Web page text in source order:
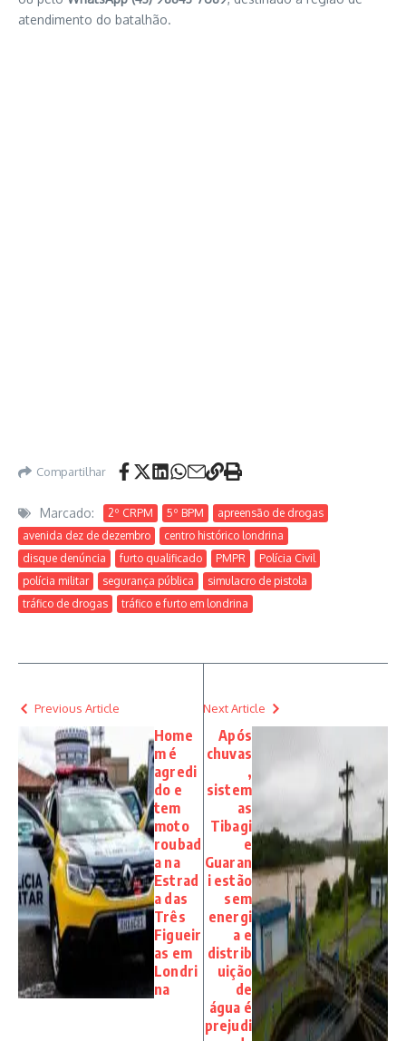
atendimento do batalhão.
Compartilhar
Marcado: 2º CRPM 5º BPM
apreensão de drogas
avenida dez de dezembro
centro histórico londrina
disque denúncia
furto qualificado PMPR
Polícia Civil
polícia militar
segurança pública
simulacro de pistola
tráfico de drogas
tráfico e furto em londrina
Previous Article
Home
m é
agredi
do e
tem
moto
roubad
a na
Estrad
a das
Três
Figueir
as em
Londri
na
Next Article
Após
chuvas
,
sistem
as
Tibagi
e
Guaran
i estão
sem
energi
a e
distrib
uição
de
água é
prejudi